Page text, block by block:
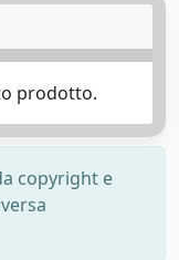
prodotto.
copyright e